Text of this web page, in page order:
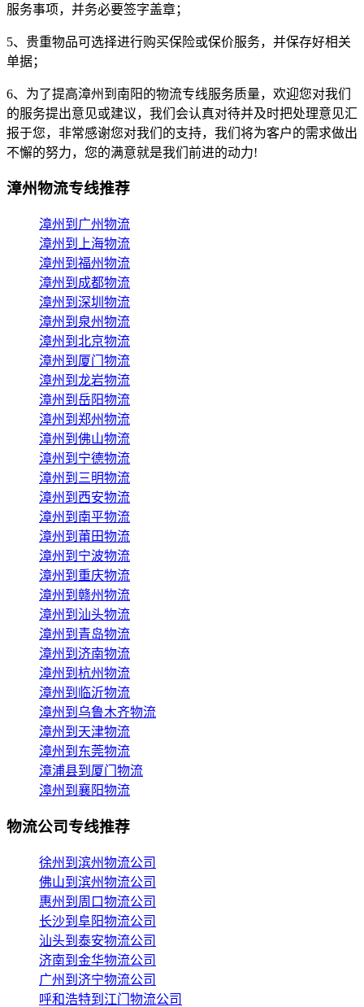
服务事项，并务必要签字盖章；
5、贵重物品可选择进行购买保险或保价服务，并保存好相关
单据；
6、为了提高漳州到南阳的物流专线服务质量，欢迎您对我们
的服务提出意见或建议，我们会认真对待并及时把处理意见汇
报于您，非常感谢您对我们的支持，我们将为客户的需求做出
不懈的努力，您的满意就是我们前进的动力!
漳州物流专线推荐
漳州到广州物流
漳州到上海物流
漳州到福州物流
漳州到成都物流
漳州到深圳物流
漳州到泉州物流
漳州到北京物流
漳州到厦门物流
漳州到龙岩物流
漳州到岳阳物流
漳州到郑州物流
漳州到佛山物流
漳州到宁德物流
漳州到三明物流
漳州到西安物流
漳州到南平物流
漳州到莆田物流
漳州到宁波物流
漳州到重庆物流
漳州到赣州物流
漳州到汕头物流
漳州到青岛物流
漳州到济南物流
漳州到杭州物流
漳州到临沂物流
漳州到乌鲁木齐物流
漳州到天津物流
漳州到东莞物流
漳浦县到厦门物流
漳州到襄阳物流
物流公司专线推荐
徐州到滨州物流公司
佛山到滨州物流公司
惠州到周口物流公司
长沙到阜阳物流公司
汕头到泰安物流公司
济南到金华物流公司
广州到济宁物流公司
呼和浩特到江门物流公司